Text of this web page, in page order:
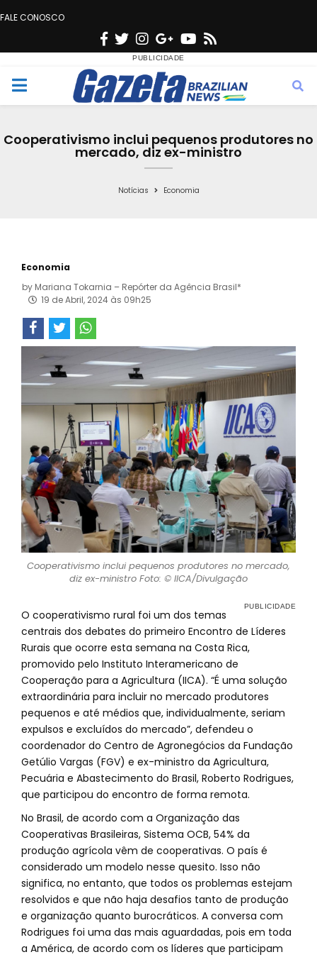
FALE CONOSCO
F
c
e
o
T
w
i
t
e
n
s
t
g
r
a
G
o
o
g
e
Y
u
t
b
s
M
Cooperativismo inclui pequenos produtores no
mercado, diz ex-ministro
Notícias Economia
Economia
by Mariana Tokarnia – Repórter da Agência Brasil*
19 de Abril, 2024 às 09h25
Cooperativismo inclui pequenos produtores no mercado,
diz ex-ministro Foto: © IICA/Divulgação
O cooperativismo rural foi um dos temas
centrais dos debates do primeiro Encontro de Líderes
Rurais que ocorre esta semana na Costa Rica,
promovido pelo Instituto Interamericano de
Cooperação para a Agricultura (IICA). “É uma solução
extraordinária para incluir no mercado produtores
pequenos e até médios que, individualmente, seriam
expulsos e excluídos do mercado”, defendeu o
coordenador do Centro de Agronegócios da Fundação
Getúlio Vargas (FGV) e ex-ministro da Agricultura,
Pecuária e Abastecimento do Brasil, Roberto Rodrigues,
que participou do encontro de forma remota.
No Brasil, de acordo com a Organização das
Cooperativas Brasileiras, Sistema OCB, 54% da
produção agrícola vêm de cooperativas. O país é
considerado um modelo nesse quesito. Isso não
significa, no entanto, que todos os problemas estejam
resolvidos e que não haja desafios tanto de produção
e organização quanto burocráticos. A conversa com
Rodrigues foi uma das mais aguardadas, pois em toda
a América, de acordo com os líderes que participam